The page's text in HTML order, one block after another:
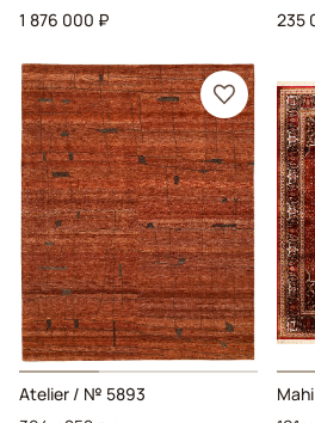
1 876 000 ₽
235
Atelier / № 5893
Mahi